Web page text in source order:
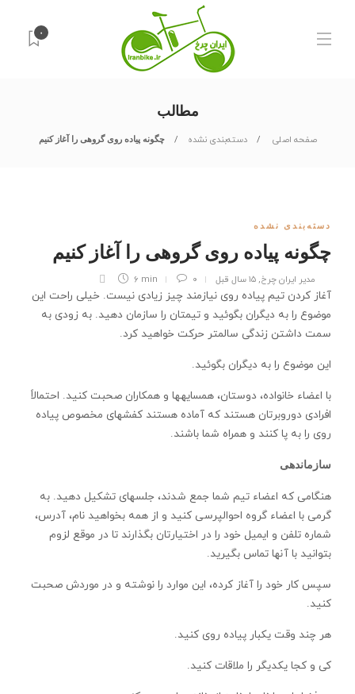
۰
مطالب
صفحه اصلی دسته‌بندی نشده چگونه پياده روی گروهی را آغاز کنيم
دسته‌بندی نشده
چگونه پياده روی گروهی را آغاز کنيم
مدیر ایران چرخ, ۱۵ سال قبل ۰ 6 min
آغاز کردن تيم پياده روی نيازمند چيز زيادی نيست. خيلی راحت اين
موضوع را به ديگران بگوئيد و تيمتان را سازمان دهيد. به زودی به
سمت داشتن زندگی سالم­تر حرکت خواهيد کرد.
اين موضوع را به ديگران بگوئيد.
با اعضاء خانواده، دوستان، همسايه­ها و همکاران صحبت کنيد. احتمالاً
افرادی دوروبرتان هستند که آماده هستند کفش­های مخصوص پياده
روی را به پا کنند و همراه شما باشند.
سازماندهی
هنگامی که اعضاء تيم شما جمع شدند، جلسه­ای تشکيل دهيد. به
گرمی با اعضاء گروه احوالپرسی کنيد و از همه بخواهيد نام، آدرس،
شماره تلفن و ايميل خود را در اختيارتان بگذارند تا در موقع لزوم
بتوانيد با آن­ها تماس بگيريد.
سپس کار خود را آغاز کرده، اين موارد را نوشته و در موردش صحبت
کنيد.
هر چند وقت يکبار پياده روی کنيد.
کی و کجا يکديگر را ملاقات کنيد.